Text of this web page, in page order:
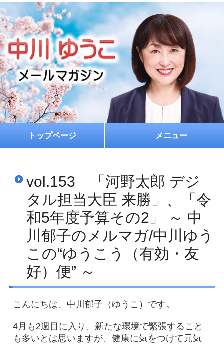
トップページ メニュー
プロフィール
お約束
メルマガ
Facebook
アクセス
プライバシーポリシー
vol.153 「河野太郎 デジ
タル担当大臣 来勝」、「令
和5年度予算その2」 ～ 中
川郁子のメルマガ/中川ゆう
この“ゆうこう（有効・友
好）便” ～
こんにちは、中川郁子（ゆうこ）です。
4月も2週目に入り、新たな環境で緊張すること
も多いとは思いますが、健康に気をつけて元気